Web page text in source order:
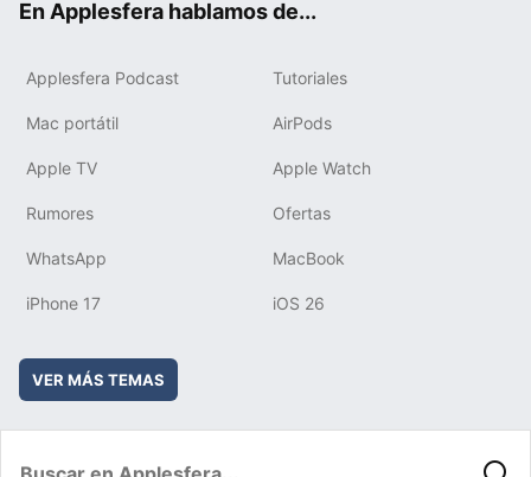
En Applesfera hablamos de...
Applesfera Podcast Tutoriales
Mac portátil AirPods
Apple TV Apple Watch
Rumores Ofertas
WhatsApp MacBook
iPhone 17 iOS 26
VER MÁS TEMAS